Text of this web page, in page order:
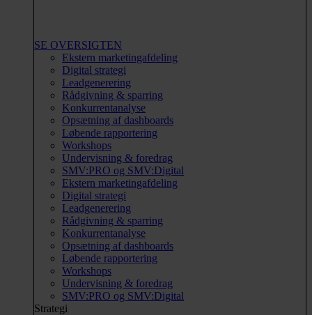
SE OVERSIGTEN
Ekstern marketingafdeling
Digital strategi
Leadgenerering
Rådgivning & sparring
Konkurrentanalyse
Opsætning af dashboards
Løbende rapportering
Workshops
Undervisning & foredrag
SMV:PRO og SMV:Digital
Ekstern marketingafdeling
Digital strategi
Leadgenerering
Rådgivning & sparring
Konkurrentanalyse
Opsætning af dashboards
Løbende rapportering
Workshops
Undervisning & foredrag
SMV:PRO og SMV:Digital
Strategi